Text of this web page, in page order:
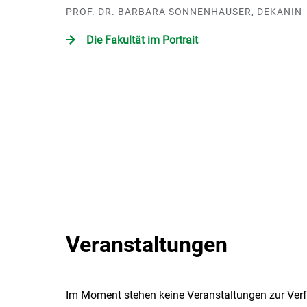
PROF. DR. BARBARA SONNENHAUSER, DEKANIN
Die Fakultät im Portrait
Veranstaltungen
Im Moment stehen keine Veranstaltungen zur